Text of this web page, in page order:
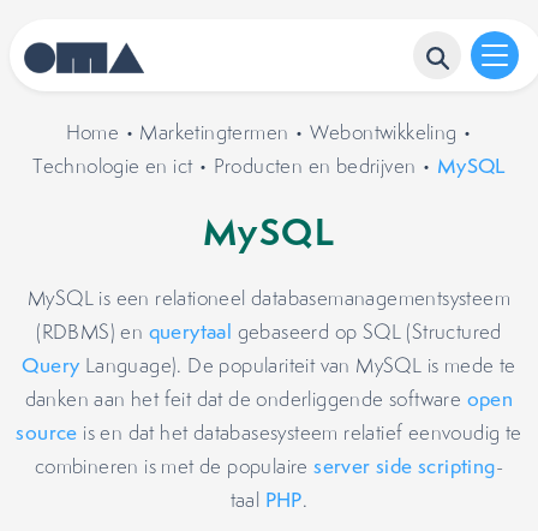
Home • Marketingtermen • Webontwikkeling •
Technologie en ict• Producten en bedrijven • MySQL
MySQL
MySQL is een relationeel databasemanagementsysteem
(RDBMS) en querytaal gebaseerd op SQL (Structured
Query Language). De populariteit van MySQL is mede te
danken aan het feit dat de onderliggende software open
source is en dat het databasesysteem relatief eenvoudig te
combineren is met de populaireserver side scripting-
taal PHP.